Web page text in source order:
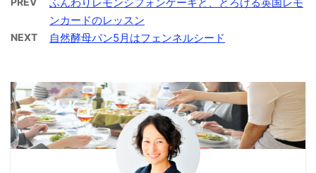
ふんわりレモンシフォンケーキと、とろける英国レモ
ンカードのレッスン
NEXT 自然酵母パン5月はフェンネルシード